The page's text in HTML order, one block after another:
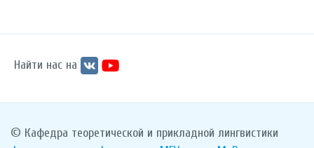
Найти нас на
© Кафедра теоретической и прикладной лингвистики